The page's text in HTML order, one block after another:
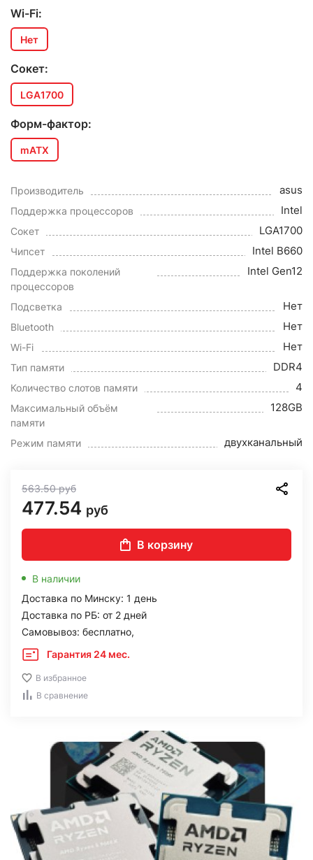
Wi-Fi:
Нет
Сокет:
LGA1700
Форм-фактор:
mATX
Производитель asus
Поддержка процессоров Intel
Сокет LGA1700
Чипсет Intel B660
Поддержка поколений
процессоров
Intel Gen12
Подсветка Нет
Bluetooth Нет
Wi-Fi Нет
Тип памяти DDR4
Количество слотов памяти 4
Максимальный объём
памяти
128GB
Режим памяти двухканальный
563.50руб
477.54 руб
В корзину
В наличии
Доставка по Минску: 1 день
Доставка по РБ: от 2 дней
Самовывоз: бесплатно,
Гарантия 24 мес.
В избранное
В сравнение